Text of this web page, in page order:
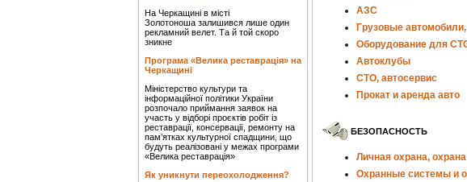
На Черкащині в місті
Золотоноша залишився лише один
рекламний велет. Та й той скоро
зникне
Програма «Велика реставрація» на
Черкащині
Міністерство культури та
інформаційної політики України
розпочало приймання заявок на
участь у відборі проєктів робіт із
реставрації, консервації, ремонту на
пам’ятках культурної спадщини, що
будуть реалізовані у межах програми
«Велика реставрація»
Як уникнути переохолодження?
АЗС
Грузовые
Оборудование для
Автоклубы
СТО, автосервис
Прокат и аренда авто
БЕЗОПАСНОСТЬ
Личная охрана,
Охранные системы и